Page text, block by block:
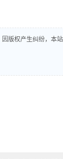
版权产生纠纷，本站